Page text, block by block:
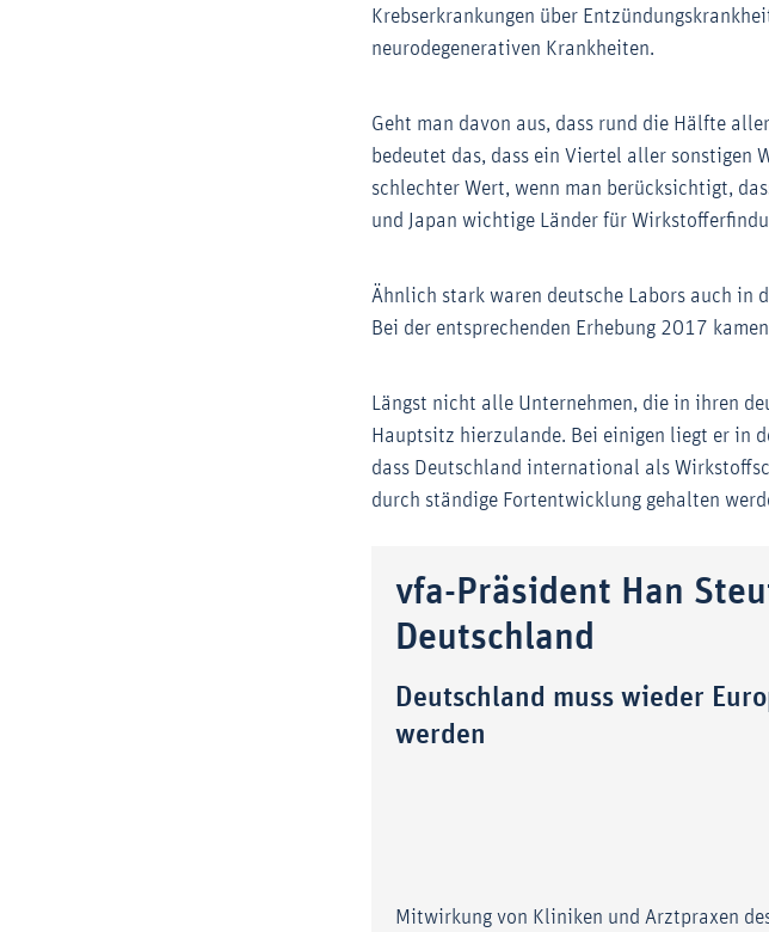
Krebserkrankungen über
neurodegenerativen Krankheiten.
Geht man davon aus, dass rund die Hälfte
bedeutet das, dass ein Viertel aller sonstigen
schlechter Wert, wenn man berücksichtigt,
und Japan wichtige Länder für
Ähnlich stark waren deutsche Labors auch in
Bei der entsprechenden Erhebung 2017
Längst nicht alle Unternehmen, die in ihren
Hauptsitz hierzulande. Bei einigen liegt er in
dass Deutschland international als
durch ständige Fortentwicklung gehalten
vfa-Präsident Han
Deutschland
Deutschland muss wieder
werden
Mitwirkung von Kliniken und Arztpraxen